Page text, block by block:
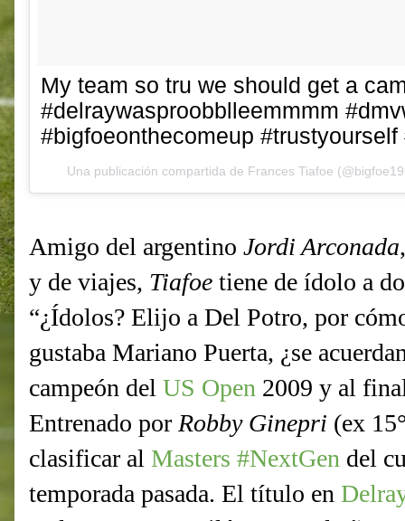
My team so tru we should get a
#delraywasproobblleemmmm
#bigfoeonthecomeup
Una publicación compartida de Frances Tiafoe
Amigo del argentino Jordi Arconada
y de viajes, Tiafoe tiene de ídolo a
“¿Ídolos? Elijo a Del Potro, por
gustaba Mariano Puerta, ¿se
campeón del US Open 2009 y al
Entrenado por Robby Ginepri (ex
clasificar al Masters #NextGen del
temporada pasada. El título en